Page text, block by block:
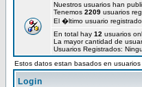
Nuestros usuarios han
Tenemos 2209 usuarios
El �ltimo usuario
En total hay 12 usuarios
La mayor cantidad de
Usuarios Registrados:
Estos datos estan basados en
Login